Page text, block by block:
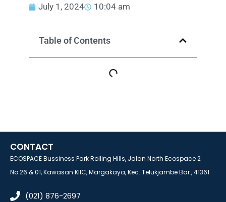
July 1, 2024 10:04 am
Table of Contents
CONTACT
ECOSPACE Bussiness Park Rolling Hills, Jalan North Ecospace 2
No.26 & 01, Kawasan KIIC, Margakaya, Kec. Telukjambe Bar., 41361
(021) 876-2697